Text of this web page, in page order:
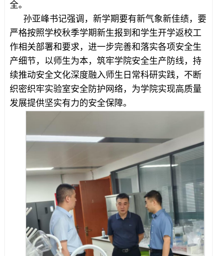
全。
孙亚峰书记强调，新学期要有新气象新佳绩，要
严格按照学校秋季学期新生报到和学生开学返校工
作相关部署和要求，进一步完善和落实各项安全生
产细节，以师生为本，筑牢学院安全生产防线，持
续推动安全文化深度融入师生日常科研实践，不断
织密织牢实验室安全防护网络，为学院实现高质量
发展提供坚实有力的安全保障。